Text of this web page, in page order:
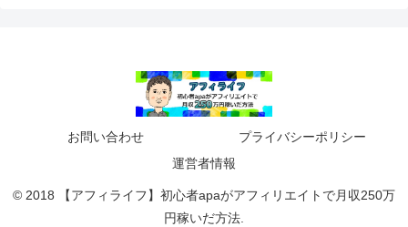
お問い合わせ
プライバシーポリシー
運営者情報
© 2018 【アフィライフ】初心者apaがアフィリエイトで月収250万
円稼いだ方法.